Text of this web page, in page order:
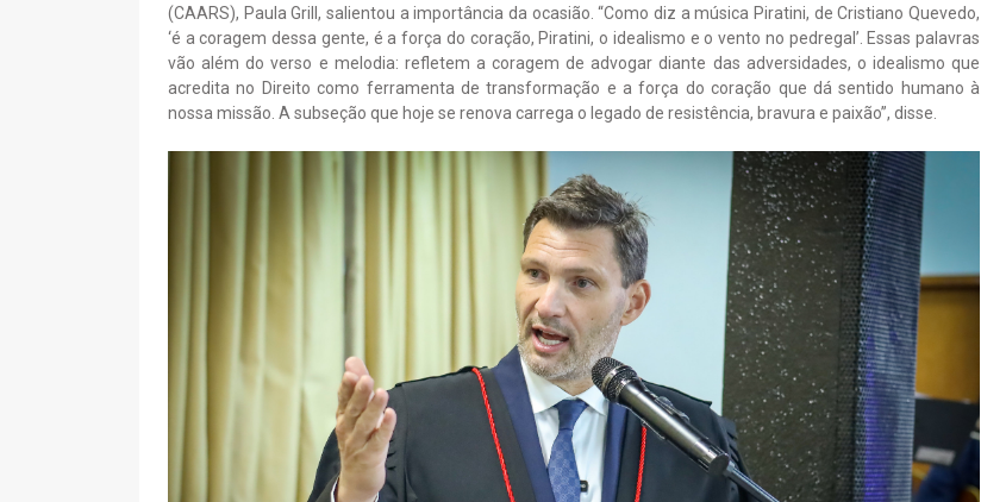
(CAARS), Paula Grill, salientou a importância da ocasião. “Como diz a música Piratini, de Cristiano Quevedo,
‘é a coragem dessa gente, é a força do coração, Piratini, o idealismo e o vento no pedregal’. Essas palavras
vão além do verso e melodia: refletem a coragem de advogar diante das adversidades, o idealismo que
acredita no Direito como ferramenta de transformação e a força do coração que dá sentido humano à
nossa missão. A subseção que hoje se renova carrega o legado de resistência, bravura e paixão”, disse.